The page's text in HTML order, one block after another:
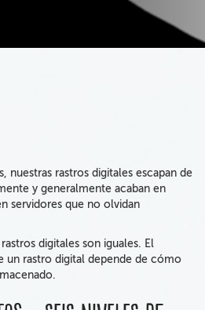
nuestras rastros digitales escapan de
y generalmente acaban en
servidores que no olvidan
digitales son iguales. El
un rastro digital depende de cómo